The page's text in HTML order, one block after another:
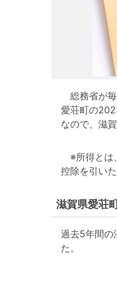
総務省が毎
愛荘町の
なので、滋
※所得とは
控除を引い
滋賀県愛荘
過去5年間の
た。